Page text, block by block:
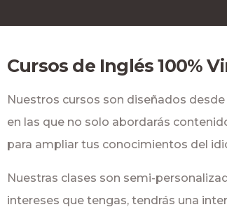
Cursos de Inglés 100%
Nuestros cursos son diseñados
en las que no solo abordarás
para ampliar tus conocimientos del
Nuestras clases son semi-
intereses que tengas, tendrás una